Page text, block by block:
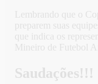
Lembrando que o
preparem suas
que indica os
Mineiro de Futebol
Saudações!!!